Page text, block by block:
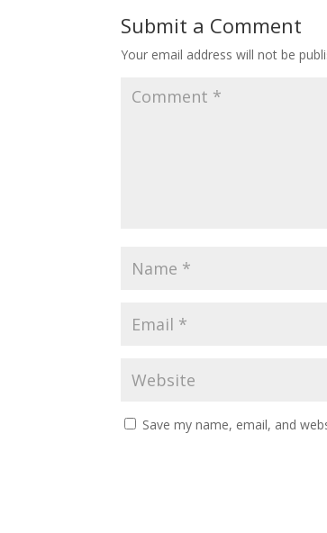
Submit a Comment
Your email address will not be
Save my name, email, and